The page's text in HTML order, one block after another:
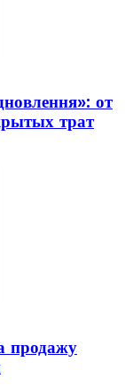
от
трат
продажу